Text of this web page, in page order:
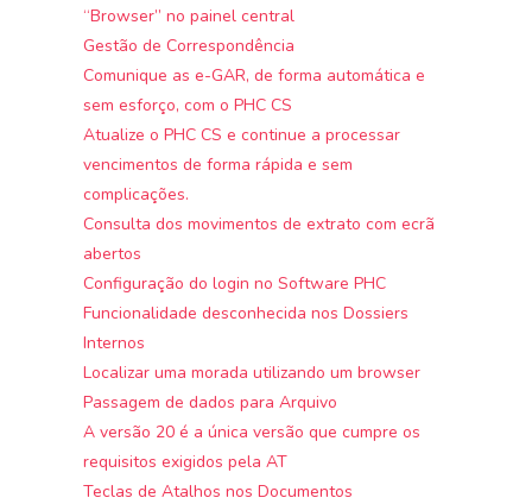
“Browser” no painel central
Gestão de Correspondência
Comunique as e-GAR, de forma automática e
sem esforço, com o PHC CS
Atualize o PHC CS e continue a processar
vencimentos de forma rápida e sem
complicações.
Consulta dos movimentos de extrato com ecrã
abertos
Configuração do login no Software PHC
Funcionalidade desconhecida nos Dossiers
Internos
Localizar uma morada utilizando um browser
Passagem de dados para Arquivo
A versão 20 é a única versão que cumpre os
requisitos exigidos pela AT
Teclas de Atalhos nos Documentos